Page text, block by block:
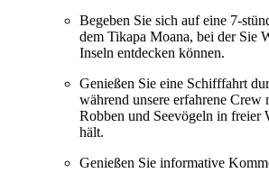
Begeben Sie sich auf eine 7-
dem Tikapa Moana, bei der Sie
Inseln entdecken können.
Genießen Sie eine Schifffahrt
während unsere erfahrene Crew
Robben und Seevögeln in freier
hält.
Genießen Sie informative